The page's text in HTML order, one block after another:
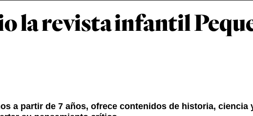
la revista infantil
a partir de 7 años, ofrece contenidos de historia, ciencia